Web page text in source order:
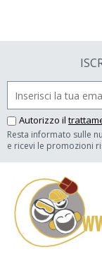
Autorizzo il
Resta informato sulle
e ricevi le promozioni